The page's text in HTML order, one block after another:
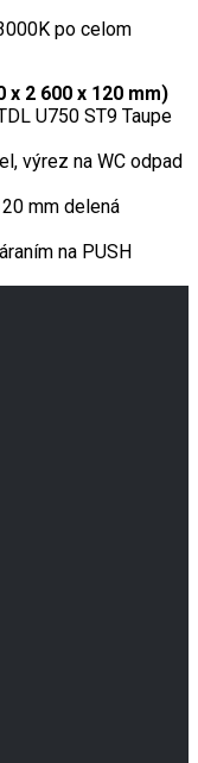
po celom
2 600 x 120 mm)
U750 ST9 Taupe
výrez na WC odpad
mm delená
na PUSH